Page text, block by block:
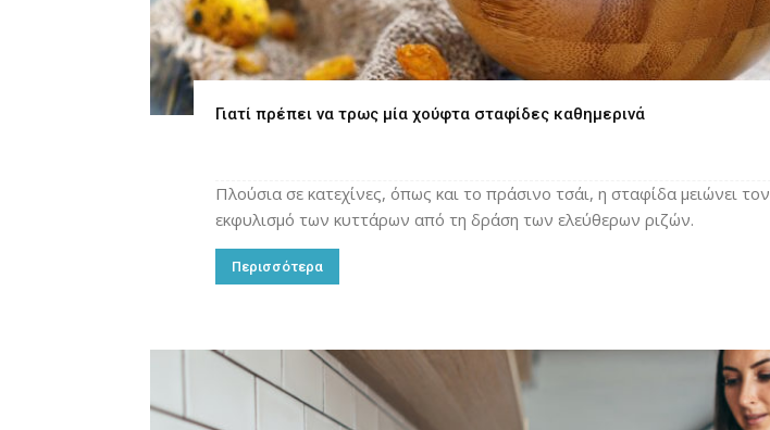
Γιατί πρέπει να τρως μία χούφτα σταφίδες καθημερινά
Πλούσια σε κατεχίνες, όπως και το πράσινο τσάι, η σταφίδα μειώνει τον
εκφυλισμό των κυττάρων από τη δράση των ελεύθερων ριζών.
Περισσότερα